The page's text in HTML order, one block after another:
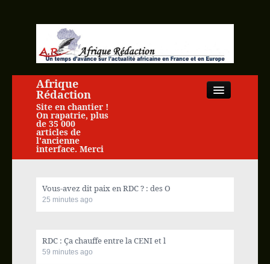
Afrique
Rédaction
Site en chantier !
On rapatrie, plus
de 35 000
articles de
l'ancienne
interface. Merci
Actualité africaine
Vous-avez dit paix en RDC ? : des O
25 minutes ago
RDC : Ça chauffe entre la CENI et l
59 minutes ago